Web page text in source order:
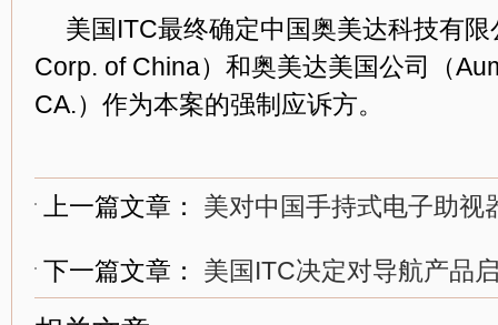
美国ITC最终确定中国奥美达科技有
Corp. of China）和奥美达美国公司（
CA.）作为本案的强制应诉方。
上一篇文章： 美对中国手持式电子助视
下一篇文章： 美国ITC决定对导航产品